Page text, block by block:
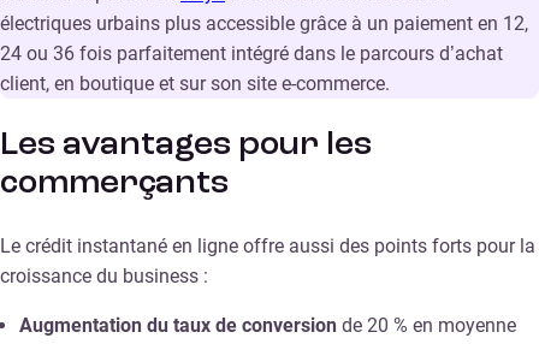
électriques urbains plus accessible grâce à un paiement en 12,
24 ou 36 fois parfaitement intégré dans le parcours d’achat
client, en boutique et sur son site e-commerce.
Les avantages pour les
commerçants
Le crédit instantané en ligne offre aussi des points forts pour la
croissance du business :
Augmentation du taux de conversion de 20 % en moyenne